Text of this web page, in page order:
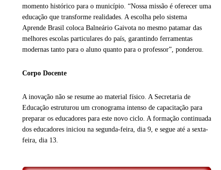
momento histórico para o município. “Nossa missão é oferecer uma
educação que transforme realidades. A escolha pelo sistema
Aprende Brasil coloca Balneário Gaivota no mesmo patamar das
melhores escolas particulares do país, garantindo ferramentas
modernas tanto para o aluno quanto para o professor”, ponderou.
Corpo Docente
A inovação não se resume ao material físico. A Secretaria de
Educação estruturou um cronograma intenso de capacitação para
preparar os educadores para este novo ciclo. A formação continuada
dos educadores iniciou na segunda-feira, dia 9, e segue até a sexta-
feira, dia 13.